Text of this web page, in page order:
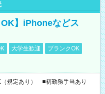
OK】iPhoneなどス
大学生歓迎
ブランクOK
規定あり） ■初勤務手当あり